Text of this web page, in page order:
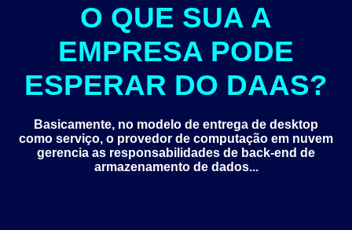
O QUE SUA A
EMPRESA PODE
ESPERAR DO DAAS?
Basicamente, no modelo de entrega de desktop
como serviço, o provedor de computação em nuvem
gerencia as responsabilidades de back-end de
armazenamento de dados...